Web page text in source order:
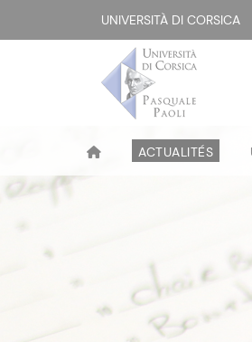
UNIVERSITÀ DI CORSICA
ACTUALITÉS